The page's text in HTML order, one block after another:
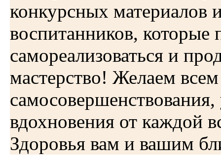
конкурсных материалов
воспитанников, которые
самореализоваться и
мастерство! Желаем
вдохновения от каждой
Здоровья вам и вашим